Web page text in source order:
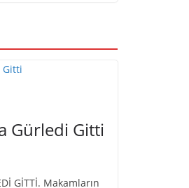
Gürledi Gitti
GİTTİ. Makamların